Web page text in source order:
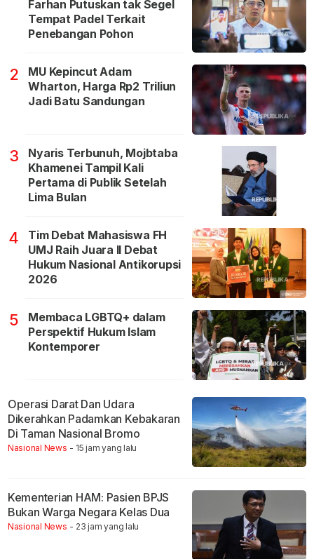
Farhan Putuskan tak Segel
Tempat Padel Terkait
Penebangan Pohon
2
MU Kepincut Adam
Wharton, Harga Rp2 Triliun
Jadi Batu Sandungan
3
Nyaris Terbunuh, Mojbtaba
Khamenei Tampil Kali
Pertama di Publik Setelah
Lima Bulan
4
Tim Debat Mahasiswa FH
UMJ Raih Juara II Debat
Hukum Nasional Antikorupsi
2026
5
Membaca LGBTQ+ dalam
Perspektif Hukum Islam
Kontemporer
Operasi Darat Dan Udara
Dikerahkan Padamkan Kebakaran
Di Taman Nasional Bromo
Nasional News - 15 jam yang lalu
Kementerian HAM: Pasien BPJS
Bukan Warga Negara Kelas Dua
Nasional News - 23 jam yang lalu